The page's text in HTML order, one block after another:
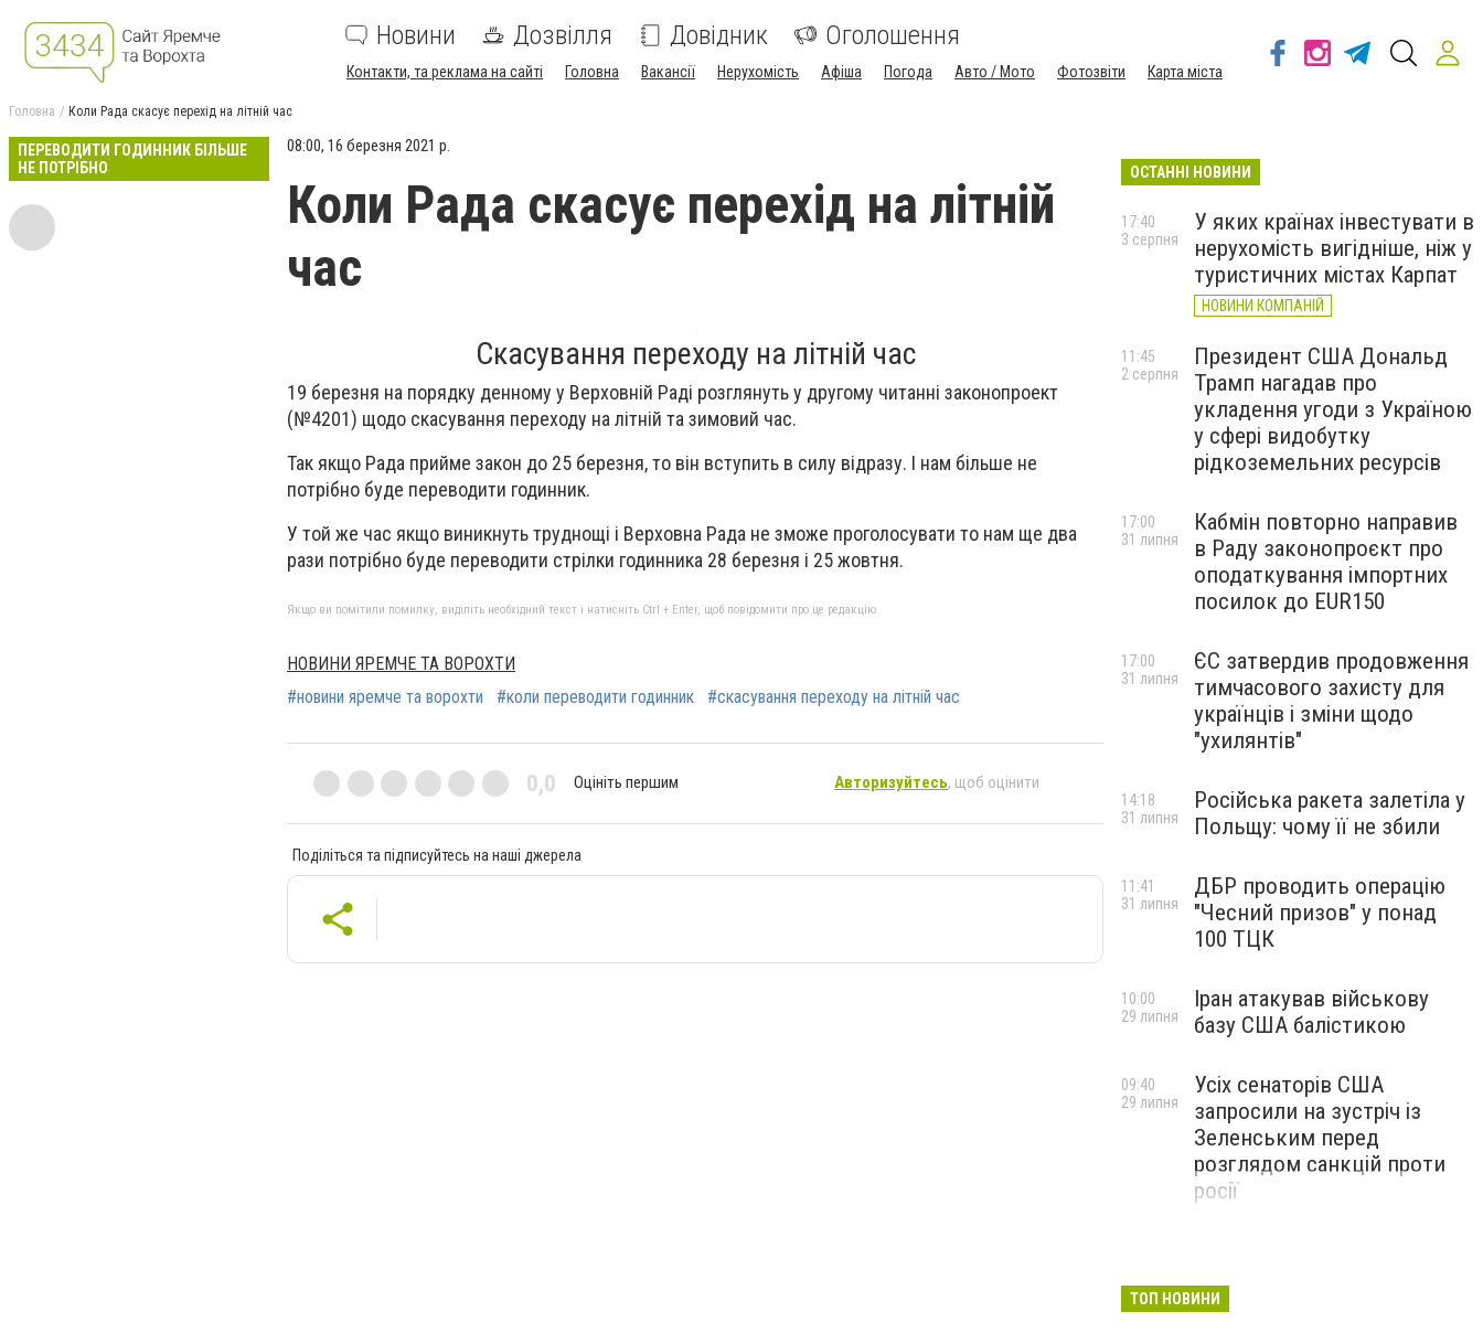
Новини Дозвілля Довідник Оголошення
Контакти, та реклама на сайті Головна Вакансії Нерухомість Афіша Погода Авто / Мото Фотозвіти Карта міста
Головна Коли Рада скасує перехід на літній час
ПЕРЕВОДИТИ ГОДИННИК БІЛЬШЕ
НЕ ПОТРІБНО
08:00, 16 березня 2021 р.
Коли Рада скасує перехід на літній
час
Скасування переходу на літній час
19 березня на порядку денному у Верховній Раді розглянуть у другому читанні законопроект
(№4201) щодо скасування переходу на літній та зимовий час.
Так якщо Рада прийме закон до 25 березня, то він вступить в силу відразу. І нам більше не
потрібно буде переводити годинник.
У той же час якщо виникнуть труднощі і Верховна Рада не зможе проголосувати то нам ще два
рази потрібно буде переводити стрілки годинника 28 березня і 25 жовтня.
Якщо ви помітили помилку, виділіть необхідний текст і натисніть Ctrl + Enter, щоб повідомити про це редакцію
НОВИНИ ЯРЕМЧЕ ТА ВОРОХТИ
#новини яремче та ворохти
#коли переводити годинник #скасування переходу на літній час
0,0 Оцініть першим Авторизуйтесь, щоб оцінити
Поділіться та підписуйтесь на наші джерела
ОСТАННІ НОВИНИ
У яких країнах інвестувати в
нерухомість вигідніше, ніж у
туристичних містах Карпат
НОВИНИ КОМПАНІЙ
17:40
3 серпня
Президент США Дональд
Трамп нагадав про
укладення угоди з Україною
у сфері видобутку
рідкоземельних ресурсів
11:45
2 серпня
Кабмін повторно направив
в Раду законопроєкт про
оподаткування імпортних
посилок до EUR150
17:00
31 липня
ЄС затвердив продовження
тимчасового захисту для
українців і зміни щодо
"ухилянтів"
17:00
31 липня
Російська ракета залетіла у
Польщу: чому її не збили
14:18
31 липня
ДБР проводить операцію
"Чесний призов" у понад
100 ТЦК
11:41
31 липня
Іран атакував військову
базу США балістикою
10:00
29 липня
Усіх сенаторів США
запросили на зустріч із
Зеленським перед
розглядом санкцій проти
росії
09:40
29 липня
ТОП НОВИНИ